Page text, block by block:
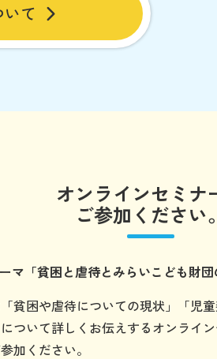
て
オンラインセミナ
ご参加ください。
マ 「貧困と虐待とみらいこども財団
貧困や虐待についての現状」「児
ついて詳しくお伝えするオンライ
加ください。